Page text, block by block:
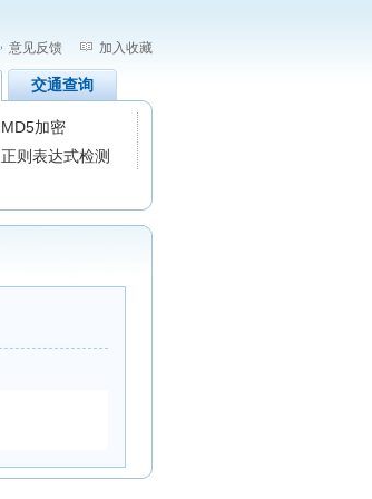
意见反馈 加入收藏
交通查询
MD5加密
正则表达式检测